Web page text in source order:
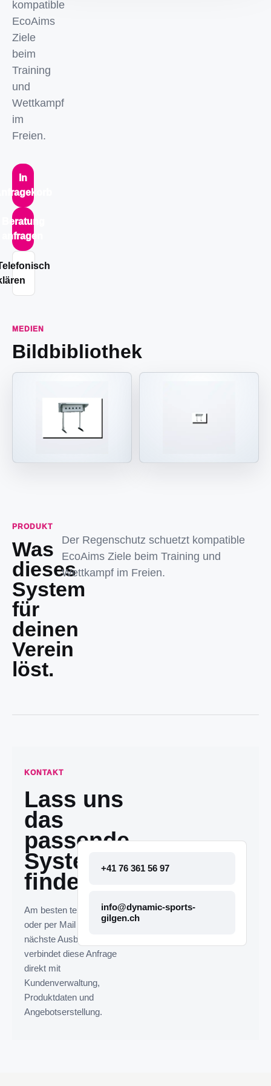
kompatible
EcoAims
Ziele
beim
Training
und
Wettkampf
im
Freien.
In
Beratung
anfragen
MEDIEN
Bildbibliothek
PRODUKT
Was
dieses
System
für
deinen
Verein
löst.
Der Regenschutz schuetzt kompatible
EcoAims Ziele beim Training und
Wettkampf im Freien.
KONTAKT
Lass uns
das
passende
System
finden.
Am besten telefonisch
oder per Mail melden. Die
nächste Ausbaustufe
verbindet diese Anfrage
direkt mit
Kundenverwaltung,
Produktdaten und
Angebotserstellung.
+41 76 361 56 97
info@dynamic-sports-
gilgen.ch